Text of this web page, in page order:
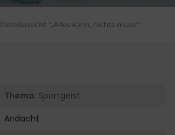
Detailansicht "„Alles kann, nichts muss“"
Thema: Sportgeist
Andacht